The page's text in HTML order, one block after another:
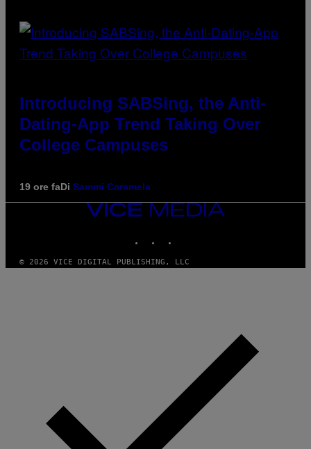
Introducing SABSing, the Anti-
Dating-App Trend Taking Over
College Campuses
19 ore faDi Sammi Caramela
VICE
© 2026 VICE DIGITAL PUBLISHING, LLC